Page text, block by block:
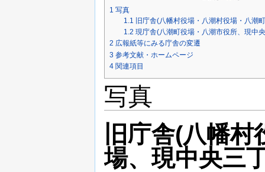
1 写真
1.1
旧庁舎(八幡村役場・八潮村役場・八潮
1.2 現庁舎(八潮町役場・八潮市役所、現中
2 広報紙等にみる庁舎の変遷
3 参考文献・ホームページ
4 関連項目
写真
旧庁舎(八幡
場、現中央三